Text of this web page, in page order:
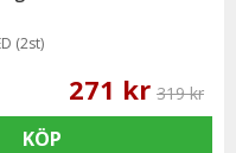
(2st)
271 kr 319 kr
KÖP